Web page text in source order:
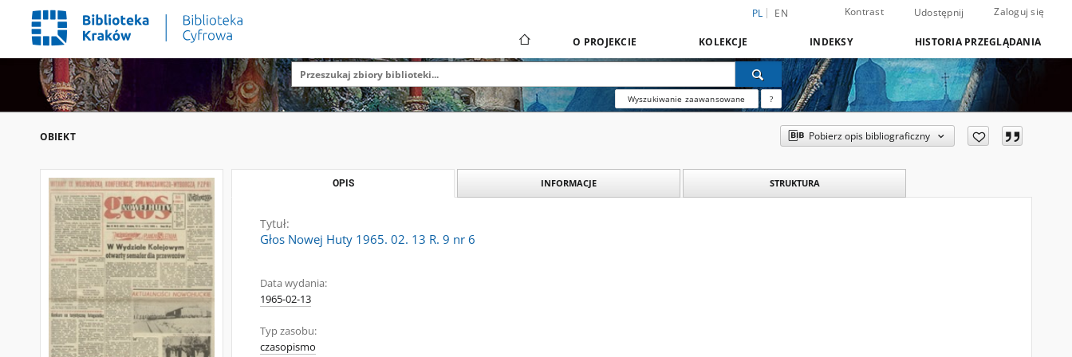
PL EN Kontrast Udostępnij Zaloguj się
O PROJEKCIE KOLEKCJE INDEKSY HISTORIA PRZEGLĄDANIA
Wyszukiwanie zaawansowane ?
OBIEKT Pobierz opis bibliograficzny
OPIS INFORMACJE STRUKTURA
Tytuł:
Głos Nowej Huty 1965. 02. 13 R. 9 nr 6
Data wydania:
1965-02-13
Typ zasobu:
czasopismo